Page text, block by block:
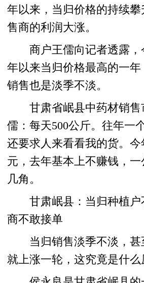
年以来，当归价格的持续
售商的利润大涨。
商户王儒向记者透露，
年以来当归价格最高的一
销售也是淡季不淡。
甘肃省岷县中药材销售
儒：每天500公斤。往年一
还要求人来看看我的货。
元，去年基本上不赚钱，一
几角。
甘肃岷县：当归种植户
商不敢接单
当归销售淡季不淡，甚
就上涨一轮，这究竟是什么